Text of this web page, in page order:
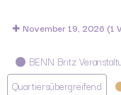
November 19, 2026 (1
Kategorien
BENN Britz
Quartiersübergreifend